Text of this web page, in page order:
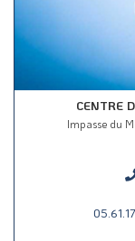
CENTRE
Impasse du